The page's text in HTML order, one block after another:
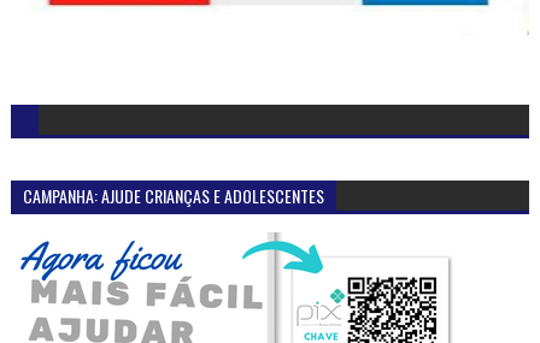
CAMPANHA: AJUDE CRIANÇAS E ADOLESCENTES